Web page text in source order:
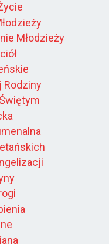
Młodzieży
Rodziny